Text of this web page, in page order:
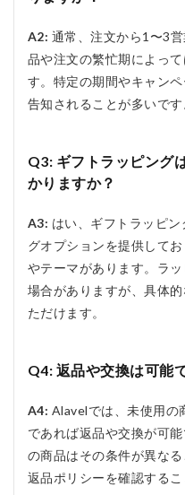
A2: 通常、注文から1〜3
品や注文の繁忙期によっ
す。特定の期間やキャン
告知されることが多いです
Q3: ギフトラッピング
かりますか？
A3: はい、ギフトラッピ
グオプションを提供して
やテーマがあります。ラ
場合がありますが、具体
ただけます。
Q4: 返品や交換は可能
A4: Alavelでは、未使用の
であれば返品や交換が可
の商品はその条件が異な
返品ポリシーを確認するこ